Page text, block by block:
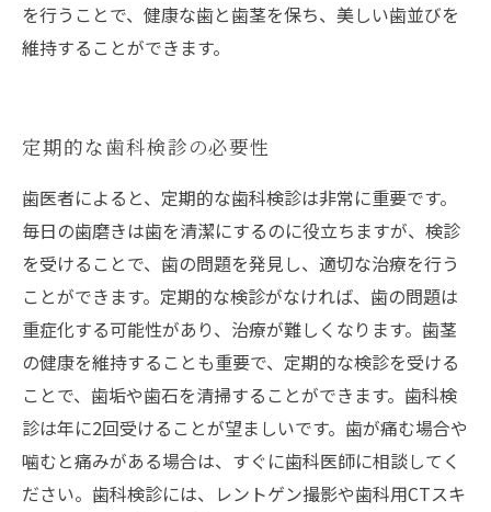
を行うことで、健康な歯と歯茎を保ち、美しい歯並びを
維持することができます。
定期的な歯科検診の必要性
歯医者によると、定期的な歯科検診は非常に重要です。
毎日の歯磨きは歯を清潔にするのに役立ちますが、検診
を受けることで、歯の問題を発見し、適切な治療を行う
ことができます。定期的な検診がなければ、歯の問題は
重症化する可能性があり、治療が難しくなります。歯茎
の健康を維持することも重要で、定期的な検診を受ける
ことで、歯垢や歯石を清掃することができます。歯科検
診は年に2回受けることが望ましいです。歯が痛む場合や
噛むと痛みがある場合は、すぐに歯科医師に相談してく
ださい。歯科検診には、レントゲン撮影や歯科用CTスキ